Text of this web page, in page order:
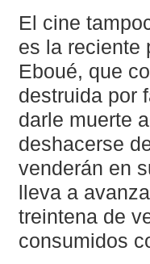
El cine
es la reciente
Eboué, que
destruida por
darle muerte
deshacerse
venderán en
lleva a
treintena de
consumidos